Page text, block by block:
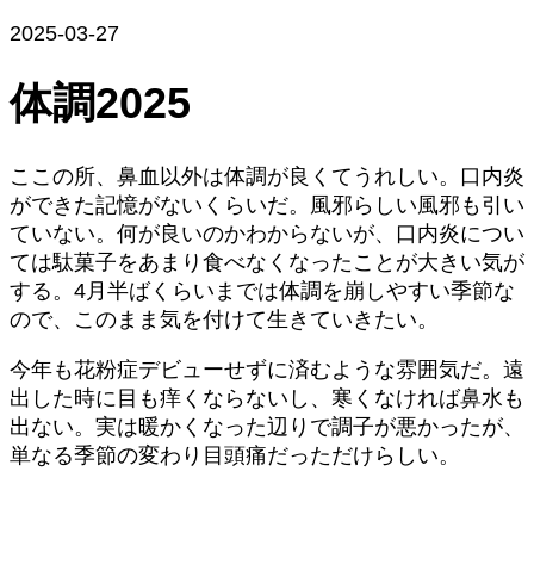
2025-03-27
体調2025
ここの所、鼻血以外は体調が良くてうれしい。口内炎
ができた記憶がないくらいだ。風邪らしい風邪も引い
ていない。何が良いのかわからないが、口内炎につい
ては駄菓子をあまり食べなくなったことが大きい気が
する。4月半ばくらいまでは体調を崩しやすい季節な
ので、このまま気を付けて生きていきたい。
今年も花粉症デビューせずに済むような雰囲気だ。遠
出した時に目も痒くならないし、寒くなければ鼻水も
出ない。実は暖かくなった辺りで調子が悪かったが、
単なる季節の変わり目頭痛だっただけらしい。